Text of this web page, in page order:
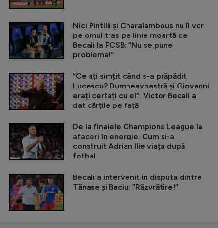
Nici Pintilii și Charalambous nu îl vor
pe omul tras pe linie moartă de
Becali la FCSB: ”Nu se pune
problema!”
”Ce ați simțit când s-a prăpădit
Lucescu? Dumneavoastră și Giovanni
erați certați cu el”. Victor Becali a
dat cărțile pe față
De la finalele Champions League la
afaceri în energie. Cum și-a
construit Adrian Ilie viața după
fotbal
Becali a intervenit în disputa dintre
Tănase și Baciu: ”Răzvrătire!”